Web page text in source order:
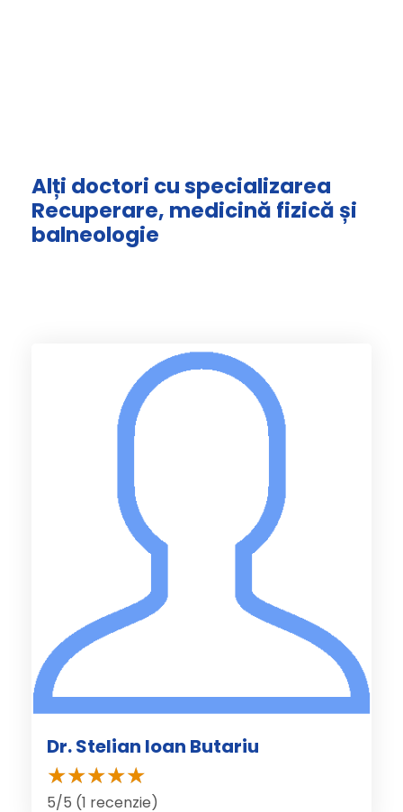
Alți doctori cu specializarea
Recuperare, medicină fizică și
balneologie
Dr. Stelian Ioan Butariu
5/5 (1 recenzie)